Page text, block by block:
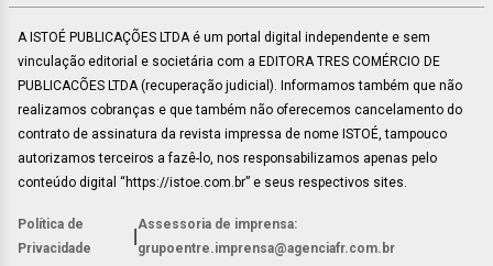
A ISTOÉ PUBLICAÇÕES LTDA é um portal digital independente e sem
vinculação editorial e societária com a EDITORA TRES COMÉRCIO DE
PUBLICACÕES LTDA (recuperação judicial). Informamos também que não
realizamos cobranças e que também não oferecemos cancelamento do
contrato de assinatura da revista impressa de nome ISTOÉ, tampouco
autorizamos terceiros a fazê-lo, nos responsabilizamos apenas pelo
conteúdo digital “https://istoe.com.br” e seus respectivos sites.
Política de
Privacidade
Assessoria de imprensa:
grupoentre.imprensa@agenciafr.com.br